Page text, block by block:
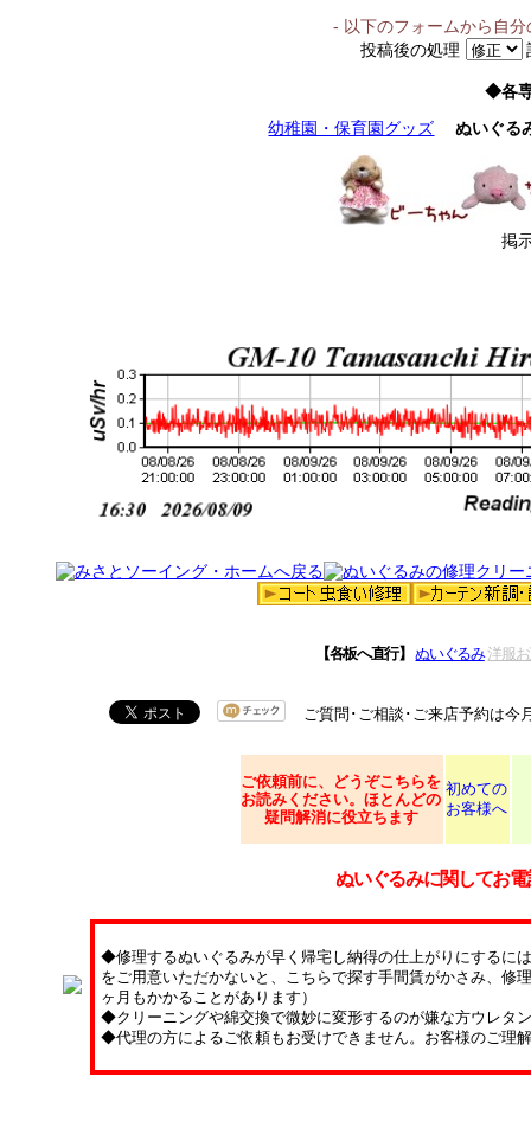
- 以下のフォームから自
投稿後の処理
◆各
幼稚園・保育園グッズ
ぬいぐる
掲
【各板へ直行】 ぬいぐるみ 洋服
ご質問･ご相談･ご来店予約は今
ご依頼前に、どうぞこちらを
お読みください。ほとんどの
疑問解消に役立ちます
初めての
お客様へ
ぬいぐるみに関してお
◆修理するぬいぐるみが早く帰宅し納得の仕上がりにするに
をご用意いただかないと、こちらで探す手間賃がかさみ、修
ヶ月もかかることがあります）
◆クリーニングや綿交換で微妙に変形するのが嫌な方ウレタ
◆代理の方によるご依頼もお受けできません。お客様のご理